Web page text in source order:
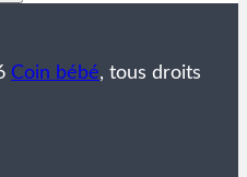
Coin bébé, tous droits